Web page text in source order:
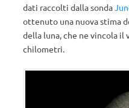
dati raccolti dalla sonda
ottenuto una nuova stima
della luna, che ne vincola il
chilometri.